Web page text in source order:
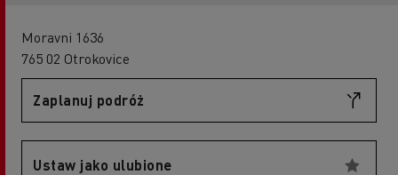
Moravni 1636
765 02 Otrokovice
Zaplanuj podróż
Ustaw jako ulubione